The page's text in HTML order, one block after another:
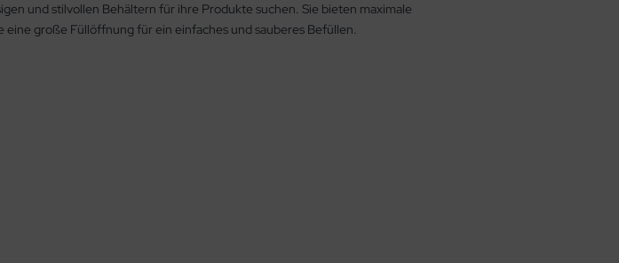
und stilvollen Behältern für ihre Produkte suchen. Sie bieten maximale
große Füllöffnung für ein einfaches und sauberes Befüllen.